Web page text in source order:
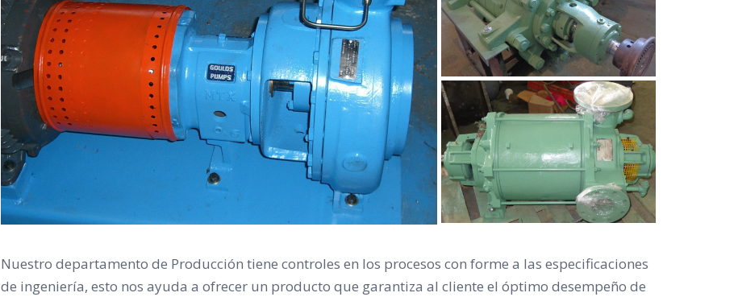
Nuestro departamento de Producción tiene controles en los procesos con forme a las especificaciones
de ingeniería, esto nos ayuda a ofrecer un producto que garantiza al cliente el óptimo desempeño de